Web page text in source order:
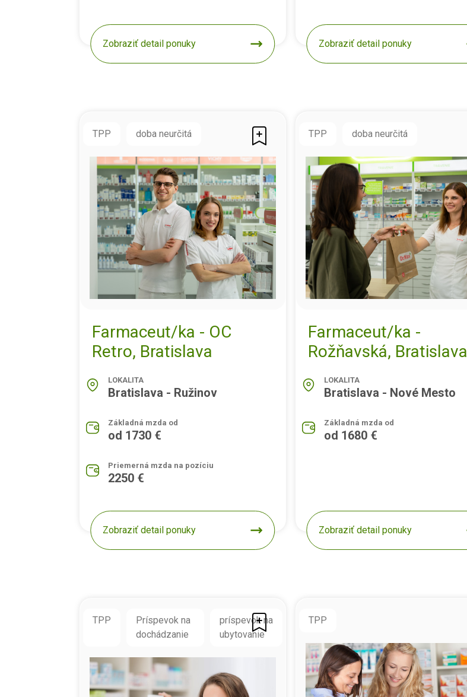
Zobraziť detail ponuky Zobraziť detail ponuky
TPP doba neurčitá
Farmaceut/ka - OC
Retro, Bratislava
LOKALITA
Bratislava - Ružinov
Základná mzda od
od 1730 €
Priemerná mzda na pozíciu
2250 €
Zobraziť detail ponuky
TPP doba neurčitá
Farmaceut/ka -
Rožňavská, Bratislava
LOKALITA
Bratislava - Nové Mesto
Základná mzda od
od 1680 €
Zobraziť detail ponuky
TPP
Príspevok na
dochádzanie
príspevok na
ubytovanie
TPP